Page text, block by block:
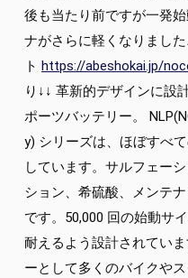
後も当たり前ですが一発
ナがさらに軽くなりまし
ト https://abeshokai.jp/
り↓↓ 革新的デザインに設
ポーツバッテリー。
y) シリーズは、ほぼすべ
しています。サルフェー
ション、希硫酸、メンテ
です。50,000 回の始動サ
耐えるよう設計されてい
ーとして多くのバイクや